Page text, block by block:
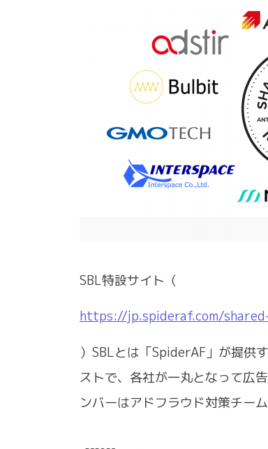
SBL特設サイト（
https://jp.spideraf.com/
）SBLとは「SpiderAF」が提供
ストで、各社が一丸となって広
ンバーはアドフラウド対策チー